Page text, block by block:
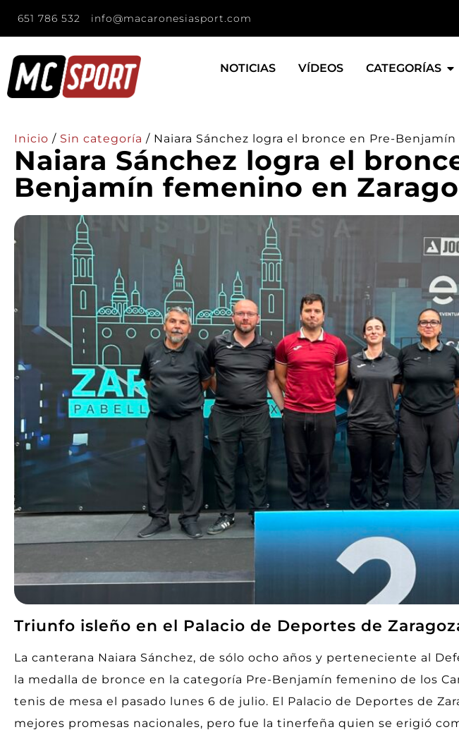
651 786 532 info@macaronesiasport.com
NOTICIAS VÍDEOS CATEGORÍAS
Inicio / Sin categoría / Naiara Sánchez logra el bronce en Pre-
Naiara Sánchez logra el
Benjamín femenino en
Triunfo isleño en el Palacio de Deportes de
La canterana Naiara Sánchez, de sólo ocho años y perteneciente al
la medalla de bronce en la categoría Pre-Benjamín femenino de los
tenis de mesa el pasado lunes 6 de julio. El Palacio de Deportes de
mejores promesas nacionales, pero fue la tinerfeña quien se erigió